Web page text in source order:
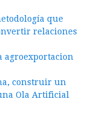
que
relaciones
agroexportacion
construir un
Ola Artificial